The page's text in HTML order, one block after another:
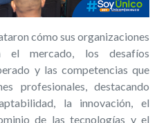
cómo sus organizaciones
el mercado, los desafíos
y las competencias que
profesionales, destacando
la innovación, el
de las tecnologías y el